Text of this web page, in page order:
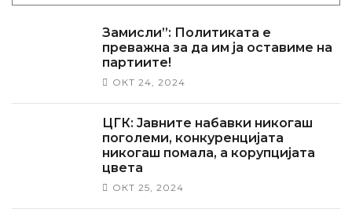
Замисли”: Политиката е
преважна за да им ја оставиме на
партиите!
ОКТ 24, 2024
ЦГК: Јавните набавки никогаш
поголеми, конкуренцијата
никогаш помала, а корупцијата
цвета
ОКТ 25, 2024